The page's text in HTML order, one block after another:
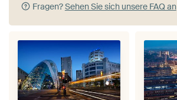
Fragen?Sehen Sie sich unsere FAQ an